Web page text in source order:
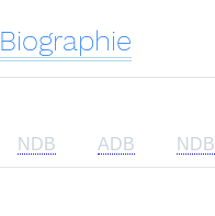
Biographie
NDB ADB NDB